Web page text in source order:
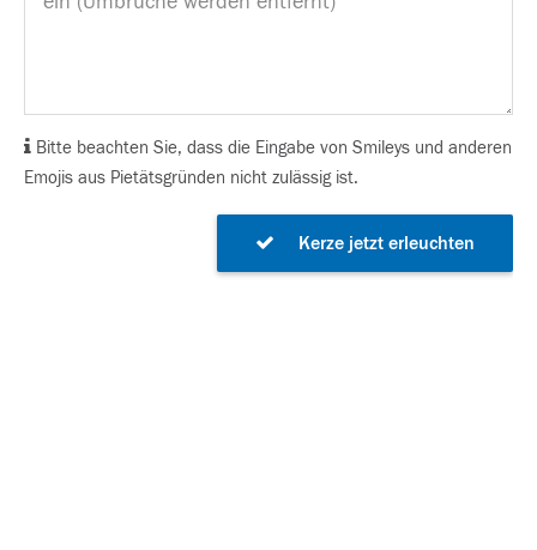
Bitte beachten Sie, dass die Eingabe von Smileys und anderen
Emojis aus Pietätsgründen nicht zulässig ist.
Kerze jetzt erleuchten